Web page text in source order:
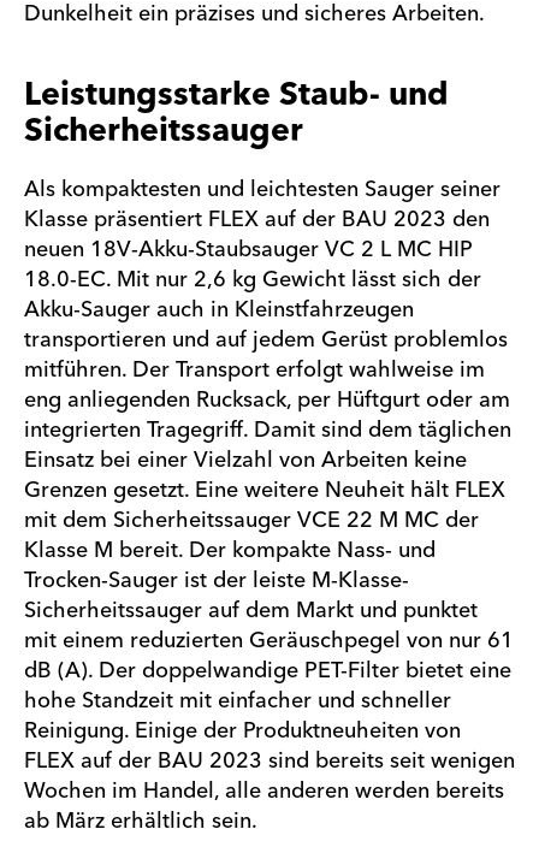
Dunkelheit ein präzises und sicheres Arbeiten.
Leistungsstarke Staub- und
Sicherheitssauger
Als kompaktesten und leichtesten Sauger seiner
Klasse präsentiert FLEX auf der BAU 2023 den
neuen 18V-Akku-Staubsauger VC 2 L MC HIP
18.0-EC. Mit nur 2,6 kg Gewicht lässt sich der
Akku-Sauger auch in Kleinstfahrzeugen
transportieren und auf jedem Gerüst problemlos
mitführen. Der Transport erfolgt wahlweise im
eng anliegenden Rucksack, per Hüftgurt oder am
integrierten Tragegriff. Damit sind dem täglichen
Einsatz bei einer Vielzahl von Arbeiten keine
Grenzen gesetzt. Eine weitere Neuheit hält FLEX
mit dem Sicherheitssauger VCE 22 M MC der
Klasse M bereit. Der kompakte Nass- und
Trocken-Sauger ist der leiste M-Klasse-
Sicherheitssauger auf dem Markt und punktet
mit einem reduzierten Geräuschpegel von nur 61
dB (A). Der doppelwandige PET-Filter bietet eine
hohe Standzeit mit einfacher und schneller
Reinigung. Einige der Produktneuheiten von
FLEX auf der BAU 2023 sind bereits seit wenigen
Wochen im Handel, alle anderen werden bereits
ab März erhältlich sein.